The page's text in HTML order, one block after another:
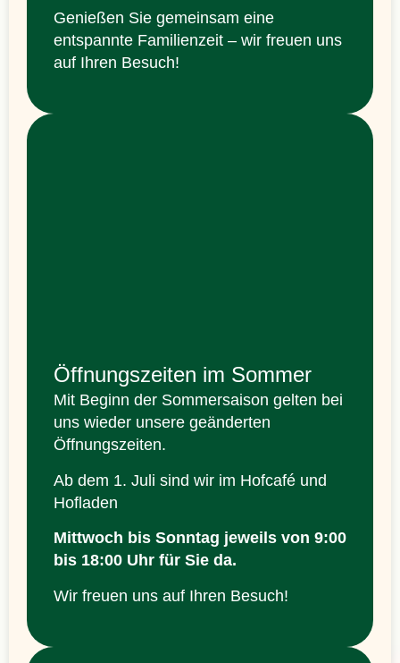
Genießen Sie gemeinsam eine
entspannte Familienzeit – wir freuen uns
auf Ihren Besuch!
Öffnungszeiten im Sommer
Mit Beginn der Sommersaison gelten bei
uns wieder unsere geänderten
Öffnungszeiten.
Ab dem 1. Juli sind wir im Hofcafé und
Hofladen
Mittwoch bis Sonntag jeweils von 9:00
bis 18:00 Uhr für Sie da.
Wir freuen uns auf Ihren Besuch!